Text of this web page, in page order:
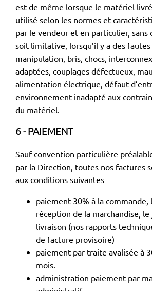
est de même lorsque le matériel livré
utilisé selon les normes et
par le vendeur et en particulier, sans
soit limitative, lorsqu’il y a des fautes
manipulation, bris, chocs,
adaptées, couplages défectueux,
alimentation électrique, défaut
environnement inadapté aux
du matériel.
6 - PAIEMENT
Sauf convention particulière
par la Direction, toutes nos factures
aux conditions suivantes
paiement 30% à la commande,
réception de la marchandise,
livraison (nos rapports
de facture provisoire)
paiement par traite avalisée à
mois.
administration paiement par